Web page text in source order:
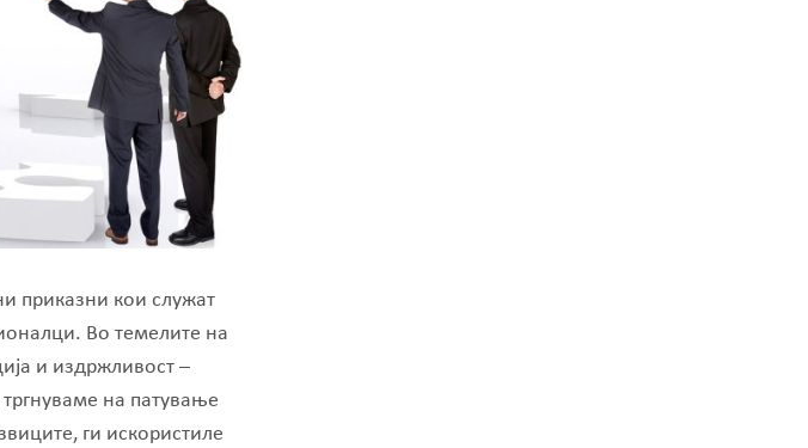
приказни кои служат
Во темелите на
и издржливост –
тргнуваме на патување
ги искористиле